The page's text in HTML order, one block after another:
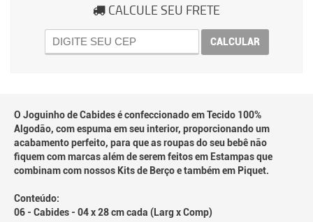
CALCULE SEU FRETE
CALCULAR
O Joguinho de Cabides é confeccionado em Tecido 100%
Algodão, com espuma em seu interior, proporcionando um
acabamento perfeito, para que as roupas do seu bebê não
fiquem com marcas além de serem feitos em Estampas que
combinam com nossos Kits de Berço e também em Piquet.
Conteúdo:
06 - Cabides - 04 x 28 cm cada (Larg x Comp)